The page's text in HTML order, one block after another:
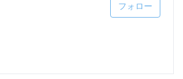
フォロー